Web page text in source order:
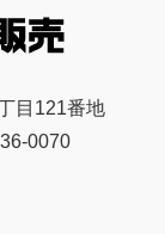
目121番地
0070